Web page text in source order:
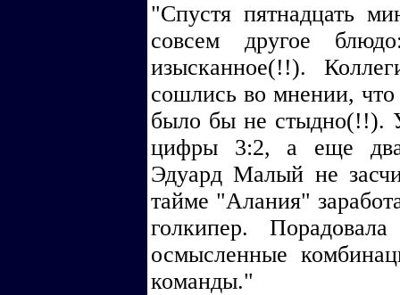
"Спустя пятнадцать
совсем другое
изысканное(!!).
сошлись во мнении, что
было бы не стыдно(!!).
цифры 3:2, а еще два
Эдуард Малый не
тайме "Алания"
голкипер.
осмысленные
команды."